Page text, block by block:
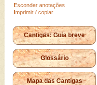
Esconder anotações
Imprimir / copiar
Cantigas: Guia breve
Glossário
Mapa das Cantigas